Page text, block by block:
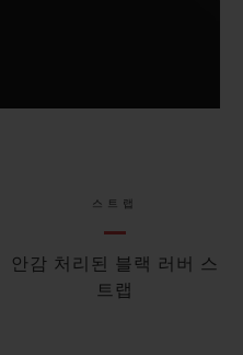
스트랩
안감 처리된 블랙 러버 스
트랩